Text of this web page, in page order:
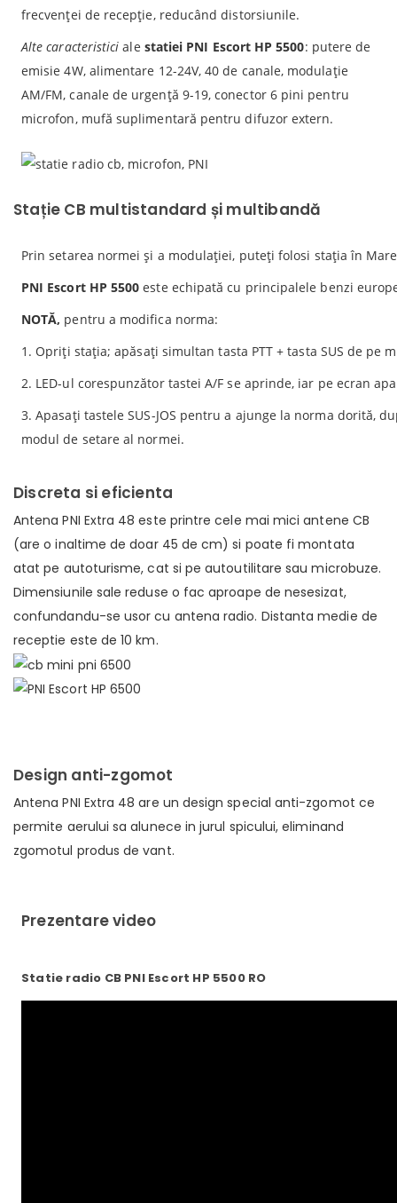
frecvenței de recepție, reducând distorsiunile.
Alte caracteristici ale statiei PNI Escort HP 5500: putere de
emisie 4W, alimentare 12-24V, 40 de canale, modulație
AM/FM, canale de urgență 9-19, conector 6 pini pentru
microfon, mufă suplimentară pentru difuzor extern.
Stație CB multistandard și multibandă
Prin setarea normei și a modulației, puteți folosi stația în
PNI Escort HP 5500 este echipată cu principalele benzi
NOTĂ, pentru a modifica norma:
1. Opriți stația; apăsați simultan tasta PTT + tasta SUS de
2. LED-ul corespunzător tastei A/F se aprinde, iar pe ecran
3. Apasați tastele SUS-JOS pentru a ajunge la norma dorită,
modul de setare al normei.
Discreta si eficienta
Antena PNI Extra 48 este printre cele mai mici antene CB
(are o inaltime de doar 45 de cm) si poate fi montata
atat pe autoturisme, cat si pe autoutilitare sau microbuze.
Dimensiunile sale reduse o fac aproape de nesesizat,
confundandu-se usor cu antena radio. Distanta medie de
receptie este de 10 km.
Design anti-zgomot
Antena PNI Extra 48 are un design special anti-zgomot ce
permite aerului sa alunece in jurul spicului, eliminand
zgomotul produs de vant.
Prezentare video
Statie radio CB PNI Escort HP 5500 RO